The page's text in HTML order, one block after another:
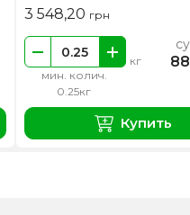
3 548,20 грн
мин. колич.
0.25кг
кг
Купить